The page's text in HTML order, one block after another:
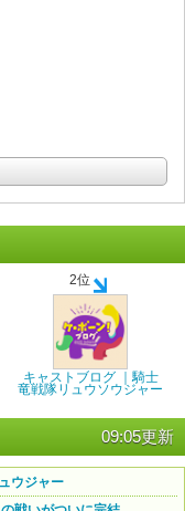
2位
キャストブログ ｜騎士
竜戦隊リュウソウジャー
09:05更新
ウジャー